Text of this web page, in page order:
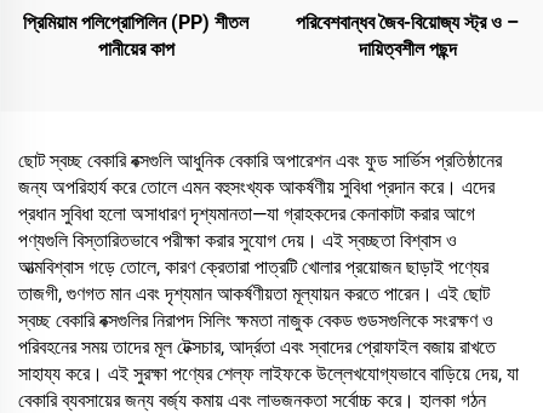
প্রিমিয়াম পলিপ্রোপিলিন (PP) শীতল
পানীয়ের কাপ
পরিবেশবান্ধব জৈব-বিয়োজ্য স্ট্র ও –
দায়িত্বশীল পছন্দ
ছোট স্বচ্ছ বেকারি বক্সগুলি আধুনিক বেকারি অপারেশন এবং ফুড সার্ভিস প্রতিষ্ঠানের
জন্য অপরিহার্য করে তোলে এমন বহুসংখ্যক আকর্ষণীয় সুবিধা প্রদান করে। এদের
প্রধান সুবিধা হলো অসাধারণ দৃশ্যমানতা—যা গ্রাহকদের কেনাকাটা করার আগে
পণ্যগুলি বিস্তারিতভাবে পরীক্ষা করার সুযোগ দেয়। এই স্বচ্ছতা বিশ্বাস ও
আত্মবিশ্বাস গড়ে তোলে, কারণ ক্রেতারা পাত্রটি খোলার প্রয়োজন ছাড়াই পণ্যের
তাজগী, গুণগত মান এবং দৃশ্যমান আকর্ষণীয়তা মূল্যায়ন করতে পারেন। এই ছোট
স্বচ্ছ বেকারি বক্সগুলির নিরাপদ সিলিং ক্ষমতা নাজুক বেকড গুডসগুলিকে সংরক্ষণ ও
পরিবহনের সময় তাদের মূল টেক্সচার, আর্দ্রতা এবং স্বাদের প্রোফাইল বজায় রাখতে
সাহায্য করে। এই সুরক্ষা পণ্যের শেল্ফ লাইফকে উল্লেখযোগ্যভাবে বাড়িয়ে দেয়, যা
বেকারি ব্যবসায়ের জন্য বর্জ্য কমায় এবং লাভজনকতা সর্বোচ্চ করে। হালকা গঠন